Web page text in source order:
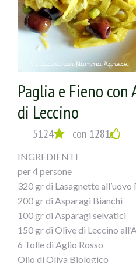
Paglia e Fieno con
di Leccino
5124 con 1281
INGREDIENTI
per 4 persone
320 gr di Lasagnette all’uovo
200 gr di Asparagi Bianchi
100 gr di Asparagi selvatici
150 gr di Olive di Leccino
6 Tolle di Aglio Rosso
Olio di Oliva Biologico